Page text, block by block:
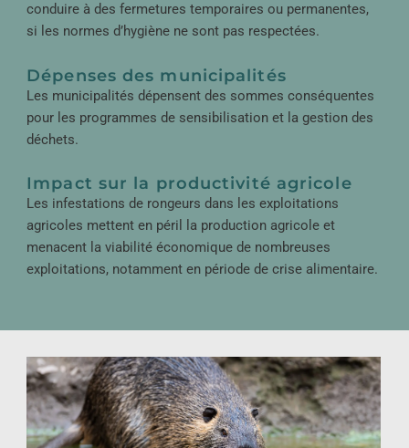
conduire à des fermetures temporaires ou permanentes,
si les normes d’hygiène ne sont pas respectées.
Dépenses des municipalités
Les municipalités dépensent des sommes conséquentes
pour les programmes de sensibilisation et la gestion des
déchets.
Impact sur la productivité agricole
Les infestations de rongeurs dans les exploitations
agricoles mettent en péril la production agricole et
menacent la viabilité économique de nombreuses
exploitations, notamment en période de crise alimentaire.